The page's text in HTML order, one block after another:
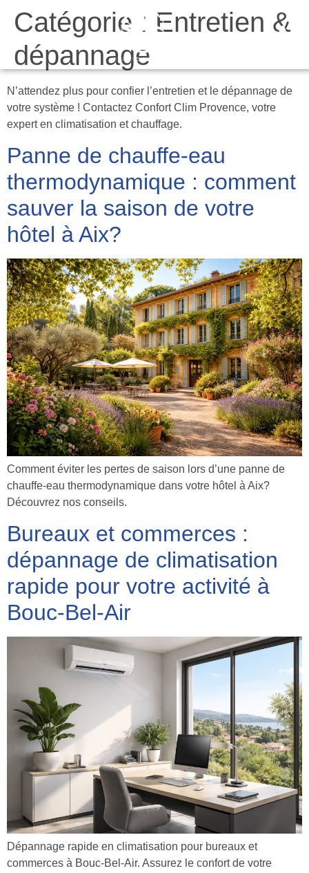
Catégorie : Entretien &
dépannage
N’attendez plus pour confier l’entretien et le dépannage de
votre système ! Contactez Confort Clim Provence, votre
expert en climatisation et chauffage.
Panne de chauffe-eau
thermodynamique : comment
sauver la saison de votre
hôtel à Aix?
Comment éviter les pertes de saison lors d’une panne de
chauffe-eau thermodynamique dans votre hôtel à Aix?
Découvrez nos conseils.
Bureaux et commerces :
dépannage de climatisation
rapide pour votre activité à
Bouc-Bel-Air
Dépannage rapide en climatisation pour bureaux et
commerces à Bouc-Bel-Air. Assurez le confort de votre